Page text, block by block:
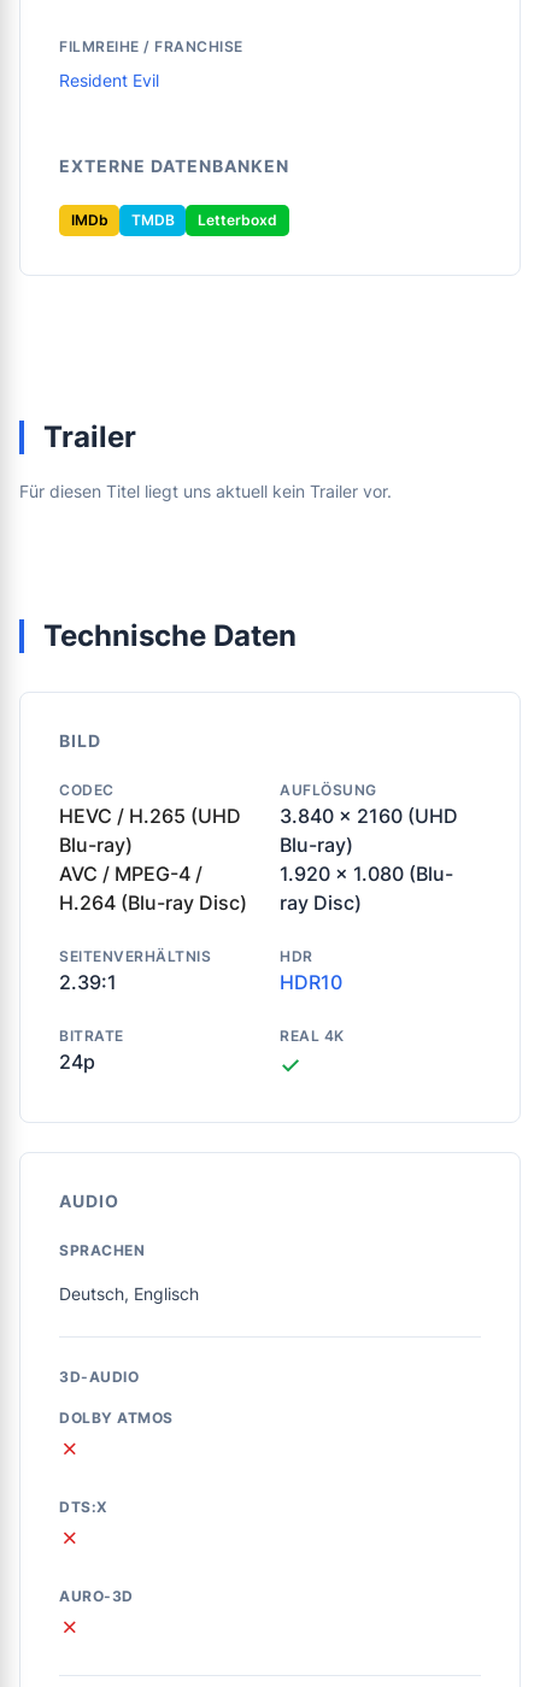
FILMREIHE / FRANCHISE
Resident Evil
EXTERNE DATENBANKEN
IMDb TMDB Letterboxd
Trailer
Für diesen Titel liegt uns aktuell kein Trailer vor.
Technische Daten
BILD
CODEC
HEVC / H.265 (UHD
Blu-ray)
AVC / MPEG-4 /
H.264 (Blu-ray Disc)
AUFLÖSUNG
3.840 x 2160 (UHD
Blu-ray)
1.920 x 1.080 (Blu-
ray Disc)
SEITENVERHÄLTNIS
2.39:1
HDR
HDR10
BITRATE
24p
REAL 4K
✓
AUDIO
SPRACHEN
Deutsch, Englisch
3D-AUDIO
DOLBY ATMOS
✗
DTS:X
✗
AURO-3D
✗